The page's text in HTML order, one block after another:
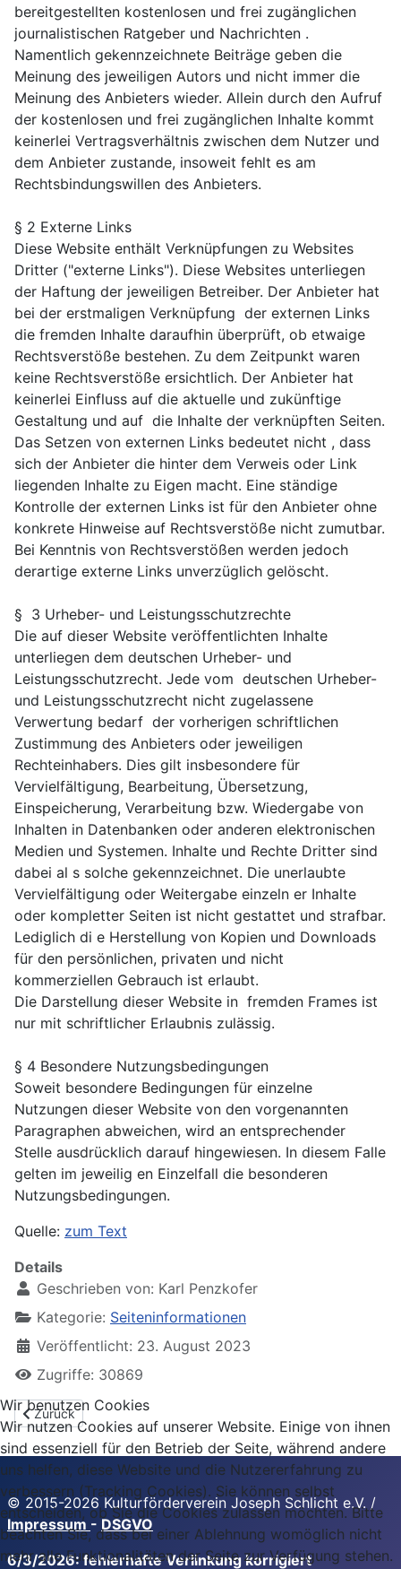
bereitgestellten kostenlosen und frei zugänglichen
journalistischen Ratgeber und Nachrichten .
Namentlich gekennzeichnete Beiträge geben die
Meinung des jeweiligen Autors und nicht immer die
Meinung des Anbieters wieder. Allein durch den Aufruf
der kostenlosen und frei zugänglichen Inhalte kommt
keinerlei Vertragsverhältnis zwischen dem Nutzer und
dem Anbieter zustande, insoweit fehlt es am
Rechtsbindungswillen des Anbieters.
§ 2 Externe Links
Diese Website enthält Verknüpfungen zu Websites
Dritter ("externe Links"). Diese Websites unterliegen
der Haftung der jeweiligen Betreiber. Der Anbieter hat
bei der erstmaligen Verknüpfung der externen Links
die fremden Inhalte daraufhin überprüft, ob etwaige
Rechtsverstöße bestehen. Zu dem Zeitpunkt waren
keine Rechtsverstöße ersichtlich. Der Anbieter hat
keinerlei Einfluss auf die aktuelle und zukünftige
Gestaltung und auf die Inhalte der verknüpften Seiten.
Das Setzen von externen Links bedeutet nicht , dass
sich der Anbieter die hinter dem Verweis oder Link
liegenden Inhalte zu Eigen macht. Eine ständige
Kontrolle der externen Links ist für den Anbieter ohne
konkrete Hinweise auf Rechtsverstöße nicht zumutbar.
Bei Kenntnis von Rechtsverstößen werden jedoch
derartige externe Links unverzüglich gelöscht.
§ 3 Urheber- und Leistungsschutzrechte
Die auf dieser Website veröffentlichten Inhalte
unterliegen dem deutschen Urheber- und
Leistungsschutzrecht. Jede vom deutschen Urheber-
und Leistungsschutzrecht nicht zugelassene
Verwertung bedarf der vorherigen schriftlichen
Zustimmung des Anbieters oder jeweiligen
Rechteinhabers. Dies gilt insbesondere für
Vervielfältigung, Bearbeitung, Übersetzung,
Einspeicherung, Verarbeitung bzw. Wiedergabe von
Inhalten in Datenbanken oder anderen elektronischen
Medien und Systemen. Inhalte und Rechte Dritter sind
dabei al s solche gekennzeichnet. Die unerlaubte
Vervielfältigung oder Weitergabe einzeln er Inhalte
oder kompletter Seiten ist nicht gestattet und strafbar.
Lediglich di e Herstellung von Kopien und Downloads
für den persönlichen, privaten und nicht
kommerziellen Gebrauch ist erlaubt.
Die Darstellung dieser Website in fremden Frames ist
nur mit schriftlicher Erlaubnis zulässig.
§ 4 Besondere Nutzungsbedingungen
Soweit besondere Bedingungen für einzelne
Nutzungen dieser Website von den vorgenannten
Paragraphen abweichen, wird an entsprechender
Stelle ausdrücklich darauf hingewiesen. In diesem Falle
gelten im jeweilig en Einzelfall die besonderen
Nutzungsbedingungen.
Quelle: zum Text
Details
Geschrieben von: Karl Penzkofer
Kategorie: Seiteninformationen
Veröffentlicht: 23. August 2023
Zugriffe: 30869
Vorheriger Beitrag: Datenschutzerklärung
Zurück
© 2015-2026 Kulturförderverein Joseph Schlicht e.V. /
Impressum - DSGVO
6/3/2026: fehlerhafte Verlinkung korrigiert
Wir benutzen Cookies
Wir nutzen Cookies auf unserer Website. Einige von ihnen
sind essenziell für den Betrieb der Seite, während andere
uns helfen, diese Website und die Nutzererfahrung zu
verbessern (Tracking Cookies). Sie können selbst
entscheiden, ob Sie die Cookies zulassen möchten. Bitte
beachten Sie, dass bei einer Ablehnung womöglich nicht
mehr alle Funktionalitäten der Seite zur Verfügung stehen.